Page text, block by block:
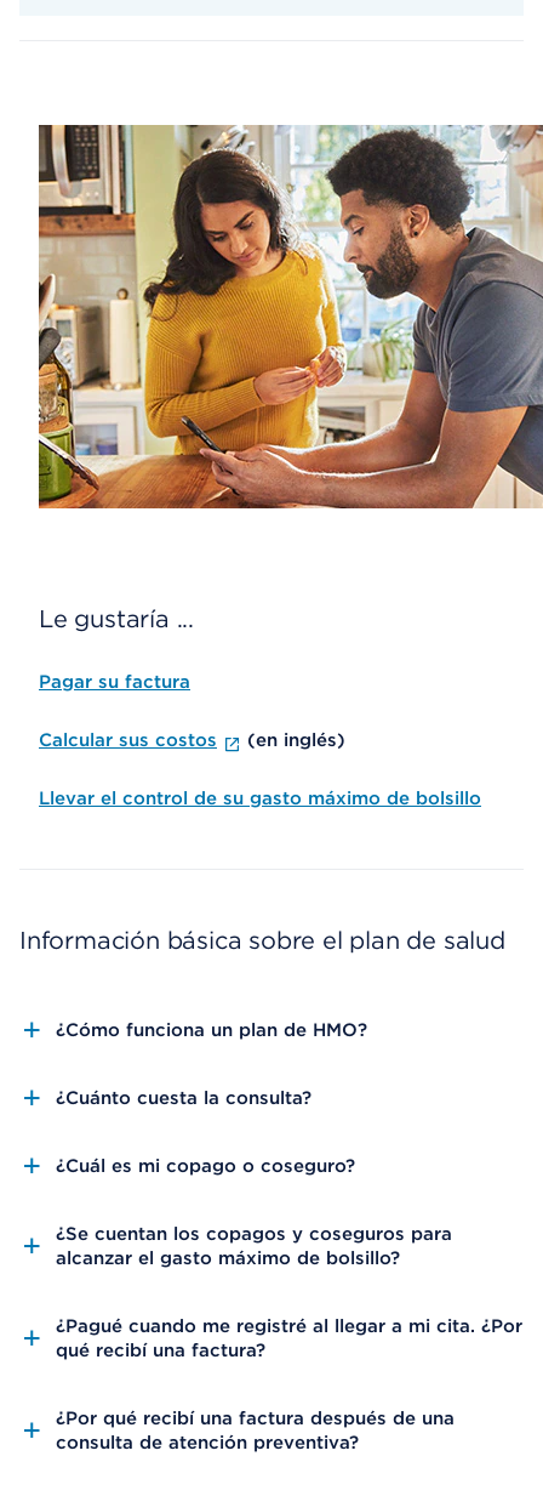
Le gustaría ...
Pagar su factura
Calcular sus costos (en inglés)
Llevar el control de su gasto máximo de bolsillo
Información básica sobre el plan de salud
¿Cómo funciona un plan de HMO?
¿Cuánto cuesta la consulta?
¿Cuál es mi copago o coseguro?
¿Se cuentan los copagos y coseguros para
alcanzar el gasto máximo de bolsillo?
¿Pagué cuando me registré al llegar a mi cita. ¿Por
qué recibí una factura?
¿Por qué recibí una factura después de una
consulta de atención preventiva?